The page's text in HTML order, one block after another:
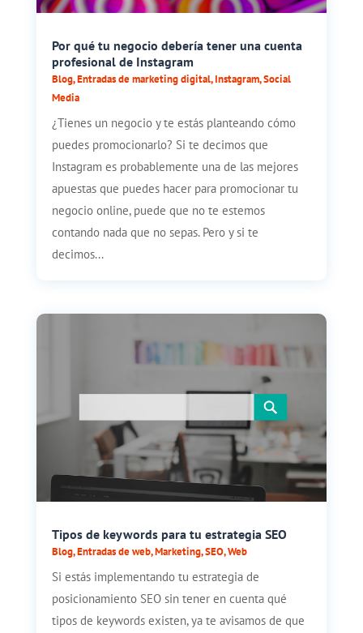
Por qué tu negocio debería tener una cuenta
profesional de Instagram
Blog,Entradas de marketing digital,Instagram,Social
Media
¿Tienes un negocio y te estás planteando cómo
puedes promocionarlo? Si te decimos que
Instagram es probablemente una de las mejores
apuestas que puedes hacer para promocionar tu
negocio online, puede que no te estemos
contando nada que no sepas. Pero y si te
decimos...
Tipos de keywords para tu estrategia SEO
Blog,Entradas de web,Marketing,SEO,Web
Si estás implementando tu estrategia de
posicionamiento SEO sin tener en cuenta qué
tipos de keywords existen, ya te avisamos de que